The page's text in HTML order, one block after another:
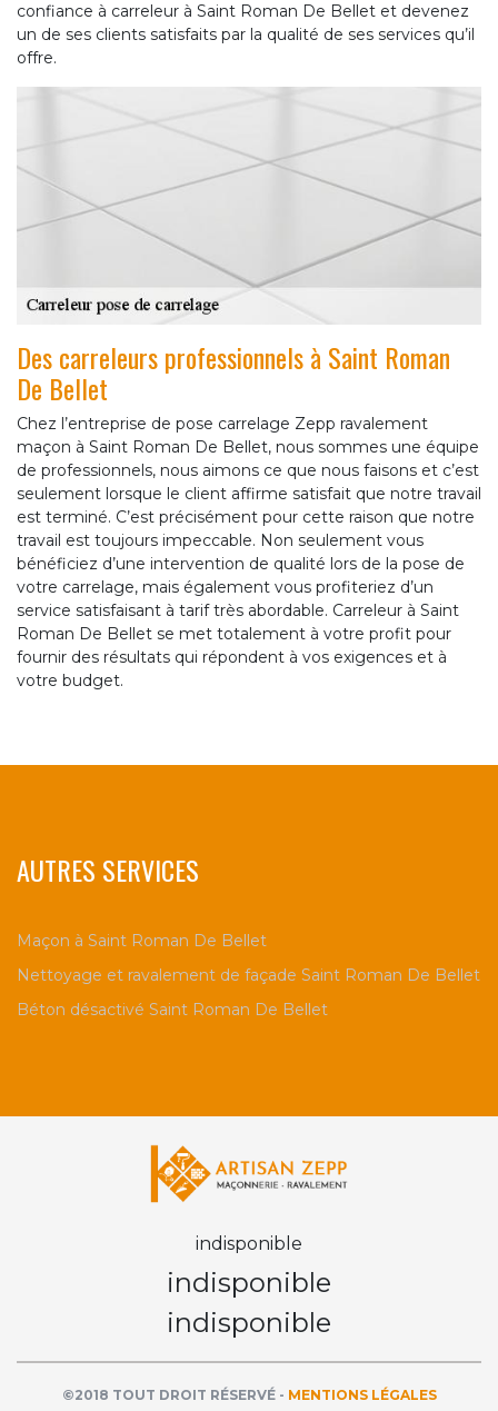
confiance à carreleur à Saint Roman De Bellet et devenez
un de ses clients satisfaits par la qualité de ses services qu’il
offre.
Des carreleurs professionnels à Saint Roman
De Bellet
Chez l’entreprise de pose carrelage Zepp ravalement
maçon à Saint Roman De Bellet, nous sommes une équipe
de professionnels, nous aimons ce que nous faisons et c’est
seulement lorsque le client affirme satisfait que notre travail
est terminé. C’est précisément pour cette raison que notre
travail est toujours impeccable. Non seulement vous
bénéficiez d’une intervention de qualité lors de la pose de
votre carrelage, mais également vous profiteriez d’un
service satisfaisant à tarif très abordable. Carreleur à Saint
Roman De Bellet se met totalement à votre profit pour
fournir des résultats qui répondent à vos exigences et à
votre budget.
AUTRES SERVICES
Maçon à Saint Roman De Bellet
Nettoyage et ravalement de façade Saint Roman De Bellet
Béton désactivé Saint Roman De Bellet
indisponible
indisponible
indisponible
©2018 TOUT DROIT RÉSERVÉ - MENTIONS LÉGALES